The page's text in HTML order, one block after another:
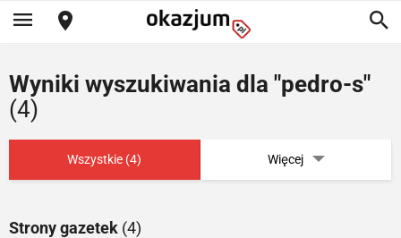
Wyniki wyszukiwania dla "pedro-s"
(4)
Wszystkie (4) Więcej
Strony gazetek (4)